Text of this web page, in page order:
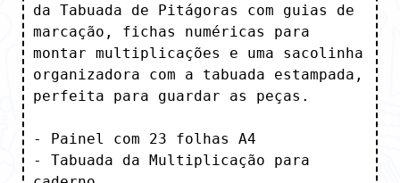
da Tabuada de Pitágoras com guias de
marcação, fichas numéricas para
montar multiplicações e uma sacolinha
organizadora com a tabuada estampada,
perfeita para guardar as peças.
- Painel com 23 folhas A4
- Tabuada da Multiplicação para